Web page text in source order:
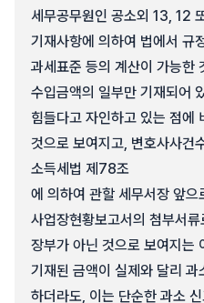
세무공무원인 공소외 13, 12
기재사항에 의하여 법에서 규
과세표준 등의 계산이 가능한
수입금액의 일부만 기재되어
힘들다고 자인하고 있는 점에
것으로 보여지고, 변호사사건
소득세법 제78조
에 의하여 관할 세무서장 앞으
사업장현황보고서의 첨부서
장부가 아닌 것으로 보여지는
기재된 금액이 실제와 달리
하더라도, 이는 단순한 과소